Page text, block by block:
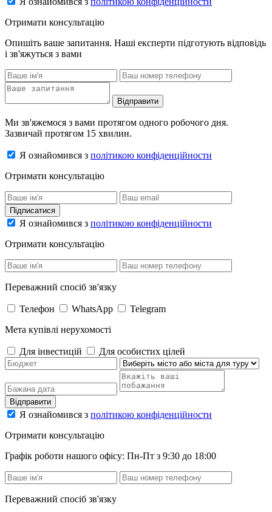
Отримати консультацію
Опишіть ваше запитання. Наші експерти підготують відповідь
і зв'яжуться з вами
Відправити
Ми зв'яжемося з вами протягом одного робочого дня.
Зазвичай протягом 15 хвилин.
Я ознайомився з політикою конфіденційности
Отримати консультацію
Підписатися
Я ознайомився з політикою конфіденційности
Отримати консультацію
Переважний спосіб зв'язку
Телефон WhatsApp
Telegram
Мета купівлі нерухомості
Для інвестицій Для особистих цілей
Відправити
Я ознайомився з політикою конфіденційности
Отримати консультацію
Графік роботи нашого офісу: Пн-Пт з 9:30 до 18:00
Переважний спосіб зв'язку